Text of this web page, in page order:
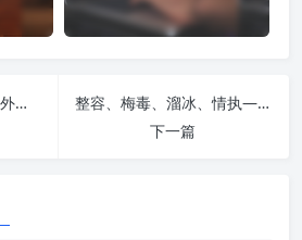
邪婬的巨大危害——婚外情连丧三命 | 纵欲危害
整容、梅毒、溜冰、情执—-一位坐台妓女的泣血忏悔! | 纵欲危害
下一篇